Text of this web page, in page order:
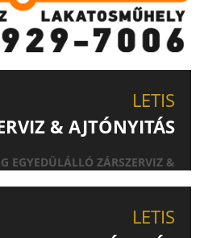
LETIS
& AJTÓNYITÁS
EGYEDÜLÁLLÓ ZÁRSZERVIZ &
LETIS